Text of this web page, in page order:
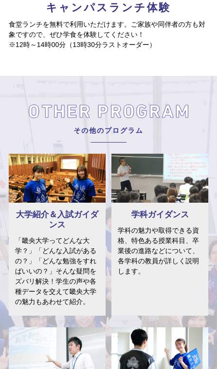
キャンパスランチ体験
食堂ランチを無料で利用いただけます。ご家族や同伴者の方も対
象ですので、ぜひ学食を体験してください！
※12時～14時00分（13時30分ラストオーダー）
その他のプログラム
大学紹介＆入試ガイダ
ンス
「畿央大学ってどんな大
学？」「どんな入試がある
の？」「どんな勉強をすれ
ばいいの？」そんな疑問を
ズバリ解決！学生の声や各
種データを交えて畿央大学
の魅力もあわせて紹介。
学科ガイダンス
学科の魅力や取得できる資
格、特色ある授業科目、卒
業後の進路などについて、
各学科の教員が詳しく説明
します。